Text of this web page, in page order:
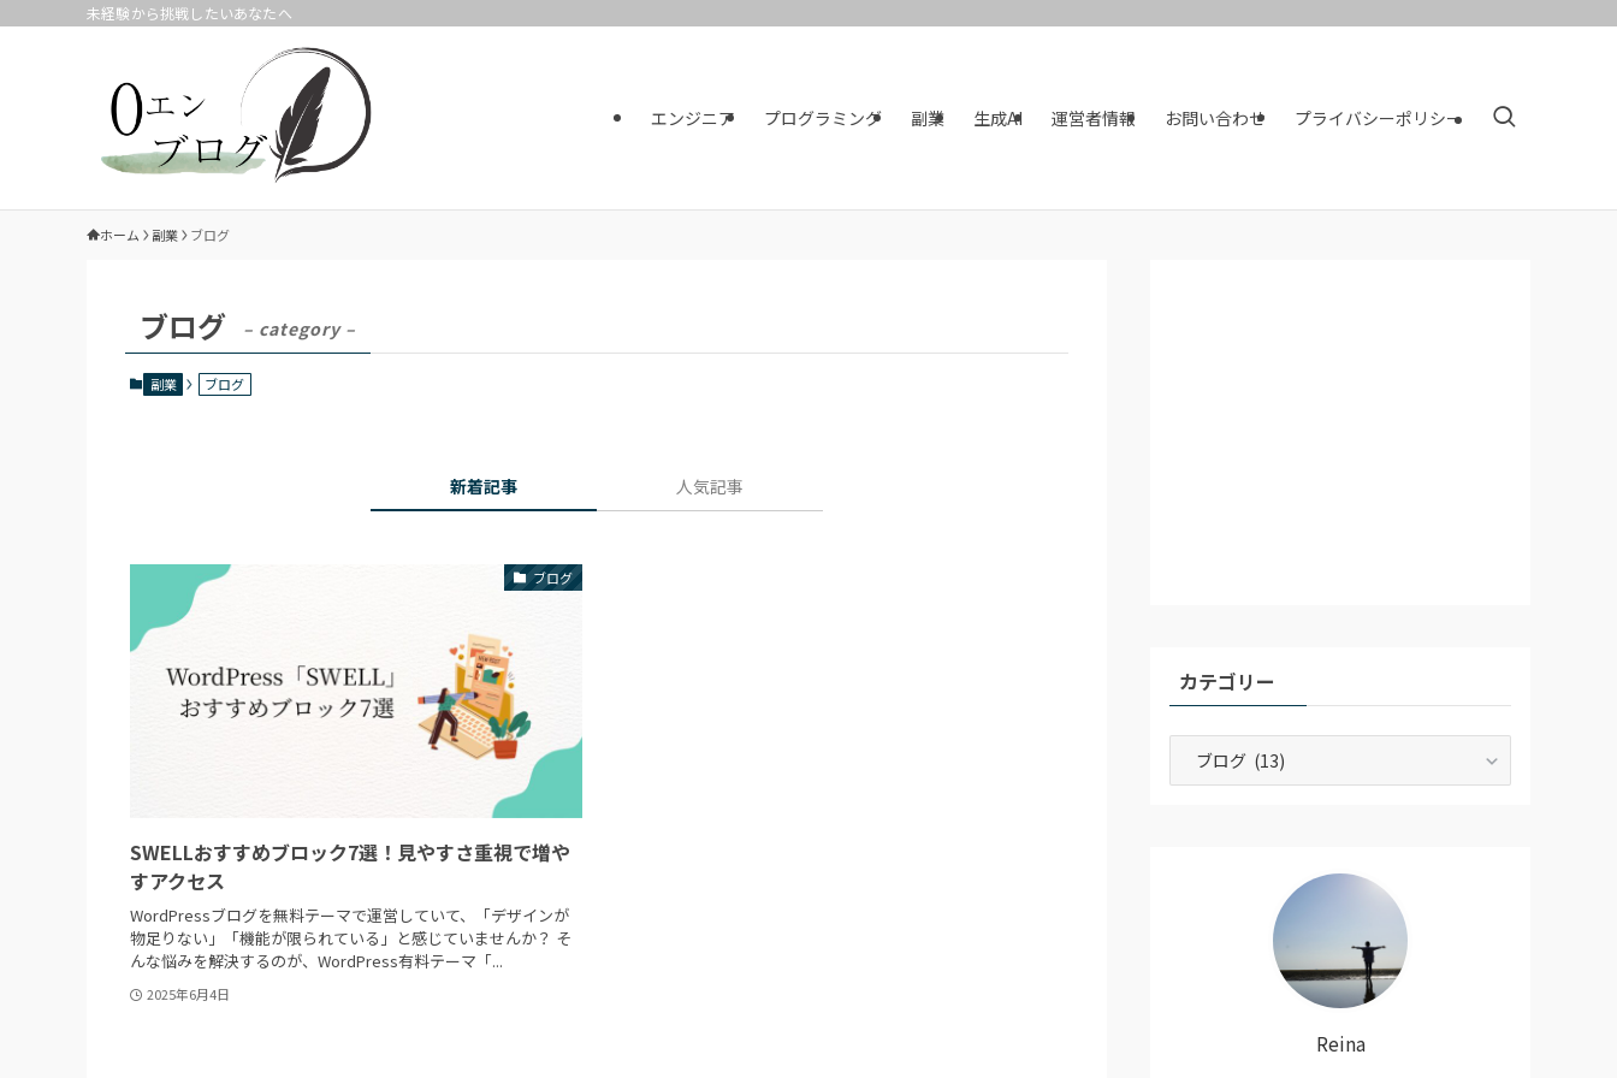
未経験から挑戦したいあなたへ
エンジニア プログラミング 副業 生成AI 運営者情報 お問い合わせ プライバシーポリシー
ホーム 副業 ブログ
ブログ – category –
副業 ブログ
新着記事 人気記事
ブログ
SWELLおすすめブロック7選！見やすさ重視で増や
すアクセス
WordPressブログを無料テーマで運営していて、「デザインが
物足りない」「機能が限られている」と感じていませんか？ そ
んな悩みを解決するのが、WordPress有料テーマ「...
2025年6月4日
カテゴリー
Reina